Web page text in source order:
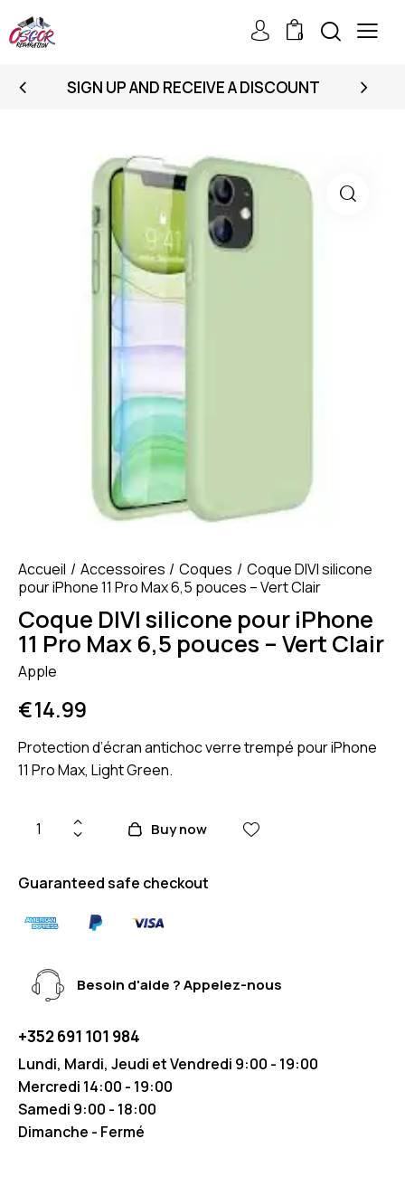
0
SIGN UP AND RECEIVE A DISCOUNT
Accueil Accessoires Coques
Coque DIVI silicone
pour iPhone 11 Pro Max 6,5 pouces – Vert Clair
Coque DIVI silicone pour iPhone
11 Pro Max 6,5 pouces – Vert Clair
Apple
€14.99
Protection d’écran antichoc verre trempé pour iPhone
11 Pro Max, Light Green.
Buy now
Guaranteed safe checkout
Besoin d'aide ? Appelez-nous
+352 691 101 984
Lundi, Mardi, Jeudi et Vendredi 9:00 - 19:00
Mercredi 14:00 - 19:00
Samedi 9:00 - 18:00
Dimanche - Fermé